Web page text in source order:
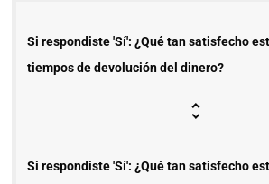
Si respondiste 'Sí': ¿Qué tan satisfecho
tiempos de devolución del dinero?
Si respondiste 'Sí': ¿Qué tan satisfecho